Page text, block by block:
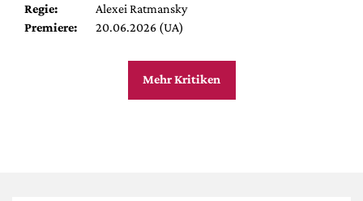
Regie:
Alexei Ratmansky
Premiere:
20.06.2026 (UA)
Mehr Kritiken